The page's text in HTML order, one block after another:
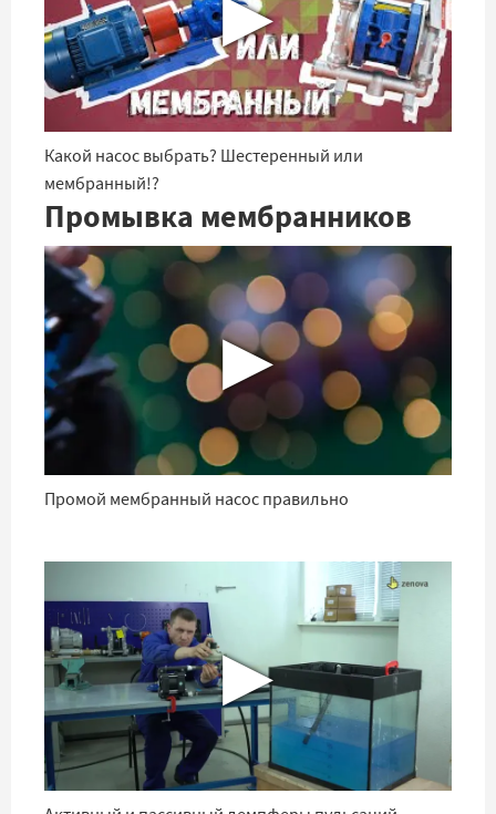
Какой насос выбрать? Шестеренный или
мембранный!?
Промывка мембранников
▶
Промой мембранный насос правильно
▶